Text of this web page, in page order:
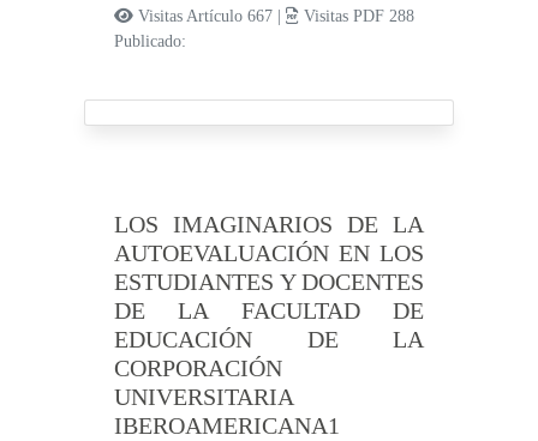
Visitas Artículo 667 |
Visitas PDF 288
Publicado:
LOS IMAGINARIOS DE LA
AUTOEVALUACIÓN EN LOS
ESTUDIANTES Y DOCENTES
DE LA FACULTAD DE
EDUCACIÓN DE LA
CORPORACIÓN
UNIVERSITARIA
IBEROAMERICANA1